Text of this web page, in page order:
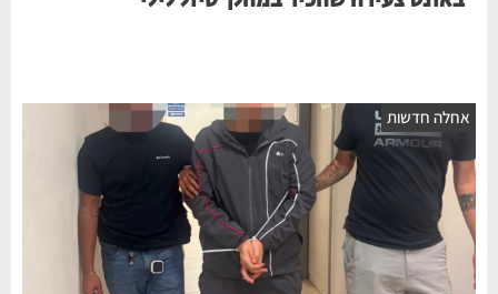
חדשות